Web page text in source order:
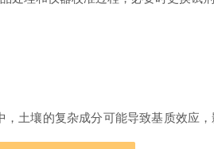
壤的复杂成分可能导致基质效应